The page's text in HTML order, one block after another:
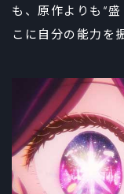
も、原作よりも“
こに自分の能力を